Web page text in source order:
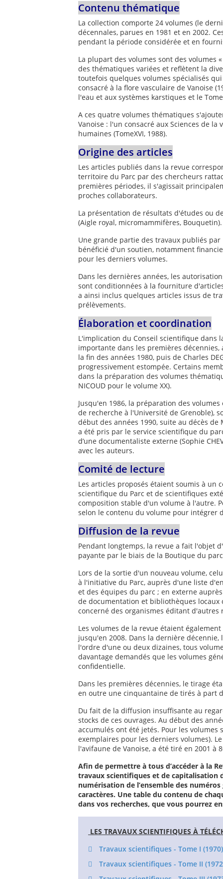
Contenu thématique
La collection comporte 24 volumes (le
décennales, parues en 1981 et en 2002.
pendant la période considérée et en
La plupart des volumes sont des volumes
des thématiques variées et reflètent la
toutefois quelques volumes spécialisés
consacré à la flore vasculaire de Vanoise
l'eau et aux systèmes karstiques et le
A ces quatre volumes thématiques
Vanoise : l'un consacré aux Sciences de la
humaines (TomeXVI, 1988).
Origine des articles
Les articles publiés dans la revue
territoire du Parc par des chercheurs
premières périodes, il s'agissait
proches collaborateurs.
La présentation de résultats d'études ou
(Aigle royal, micromammifères, Bouquetin).
Une grande partie des travaux publiés
bénéficié d'un soutien, notamment
pour les derniers volumes.
Dans les dernières années, les
sont conditionnées à la fourniture
a ainsi inclus quelques articles issus de
prélèvements.
Élaboration et coordination
L'implication du Conseil scientifique dans
importante dans les premières
la fin des années 1980, puis de Charles
progressivement estompée. Certains
dans la préparation des volumes
NICOUD pour le volume XX).
Jusqu'en 1986, la préparation des
de recherche à l'Université de Grenoble),
début des années 1990, suite au décès de
a été pris par le service scientifique du
d’une documentaliste externe (Sophie
avec les auteurs.
Comité de lecture
Les articles proposés étaient soumis à un
scientifique du Parc et de scientifiques
composition stable d'un volume à l'autre.
selon le contenu du volume pour intégrer
Diffusion de la revue
Pendant longtemps, la revue a fait l'objet
payante par le biais de la Boutique du
Lors de la sortie d'un nouveau volume,
à l'initiative du Parc, auprès d'une liste
et des équipes du parc ; en externe
de documentation et bibliothèques
concerné des organismes éditant
Les volumes de la revue étaient
jusqu'en 2008. Dans la dernière
l'ordre d'une ou deux dizaines, tous
davantage demandés que les volumes
confidentielle.
Dans les premières décennies, le tirage
en outre une cinquantaine de tirés à part
Du fait de la diffusion insuffisante au
stocks de ces ouvrages. Au début des
accumulés ont été jetés. Pour les volumes
exemplaires pour les derniers volumes).
l'avifaune de Vanoise, a été tiré en 2001 à
Afin de permettre à tous d’accéder à la
travaux scientifiques et de capitalisation
numérisation de l’ensemble des
caractères. Une table du contenu de
dans vos recherches, que vous pourrez
LES TRAVAUX SCIENTIFIQUES À
Travaux scientifiques - Tome I (1970)
Travaux scientifiques - Tome II